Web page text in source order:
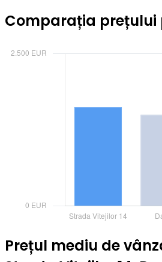
Comparația prețului
Prețul mediu de